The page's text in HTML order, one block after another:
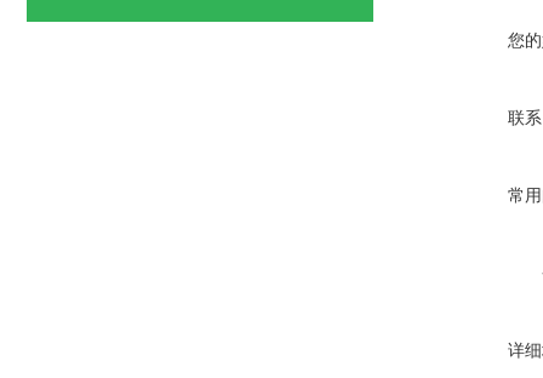
您
联
常
详